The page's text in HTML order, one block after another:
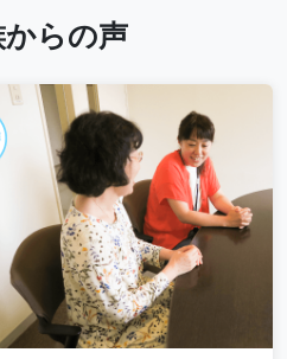
からの声